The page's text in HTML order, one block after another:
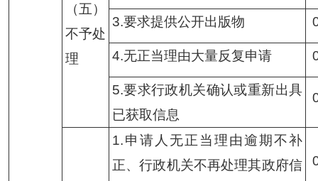
（五）
不予处
理
3.要求提供公开出版物
4.无正当理由大量反复申请
5.要求行政机关确认或重新出具
已获取信息
1.申请人无正当理由逾期不补
正、行政机关不再处理其政府信